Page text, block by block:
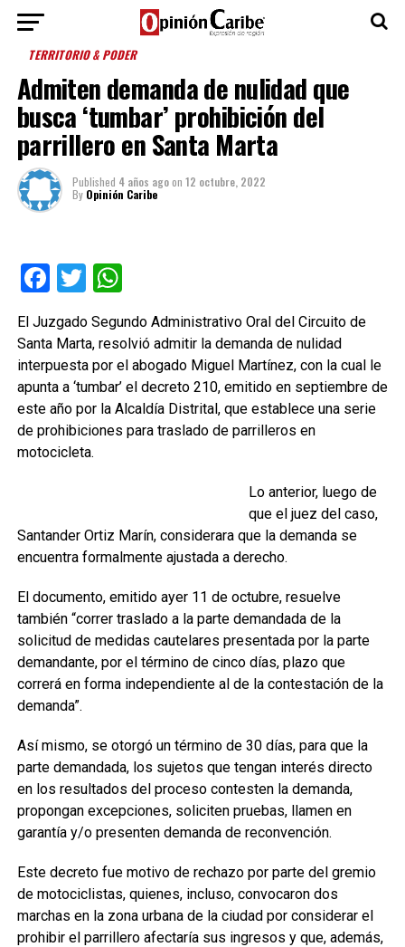
TERRITORIO & PODER
Admiten demanda de nulidad que
busca ‘tumbar’ prohibición del
parrillero en Santa Marta
Published 4 años agoon 12 octubre, 2022
By Opinión Caribe
Facebook
TwitterWhatsApp
El Juzgado Segundo Administrativo Oral del Circuito de
Santa Marta, resolvió admitir la demanda de nulidad
interpuesta por el abogado Miguel Martínez, con la cual le
apunta a ‘tumbar’ el decreto 210, emitido en septiembre de
este año por la Alcaldía Distrital, que establece una serie
de prohibiciones para traslado de parrilleros en
motocicleta.
Lo anterior, luego de
que el juez del caso,
Santander Ortiz Marín, considerara que la demanda se
encuentra formalmente ajustada a derecho.
El documento, emitido ayer 11 de octubre, resuelve
también “correr traslado a la parte demandada de la
solicitud de medidas cautelares presentada por la parte
demandante, por el término de cinco días, plazo que
correrá en forma independiente al de la contestación de la
demanda”.
Así mismo, se otorgó un término de 30 días, para que la
parte demandada, los sujetos que tengan interés directo
en los resultados del proceso contesten la demanda,
propongan excepciones, soliciten pruebas, llamen en
garantía y/o presenten demanda de reconvención.
Este decreto fue motivo de rechazo por parte del gremio
de motociclistas, quienes, incluso, convocaron dos
marchas en la zona urbana de la ciudad por considerar el
prohibir el parrillero afectaría sus ingresos y que, además,